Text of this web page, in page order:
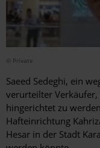
© Private
Saeed Sedeghi, ein
verurteilter
hingerichtet zu
Hafteinrichtung
Hesar in der Stadt